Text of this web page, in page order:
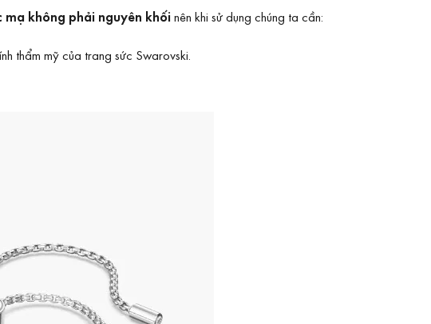
mạ không phải nguyên khốinên khi sử dụng chúng ta cần:
thẩm mỹ của trang sức Swarovski.